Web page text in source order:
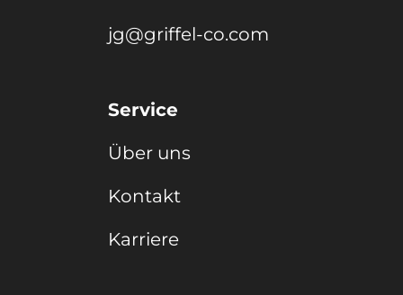
jg@griffel-co.com
Service
Über uns
Kontakt
Karriere